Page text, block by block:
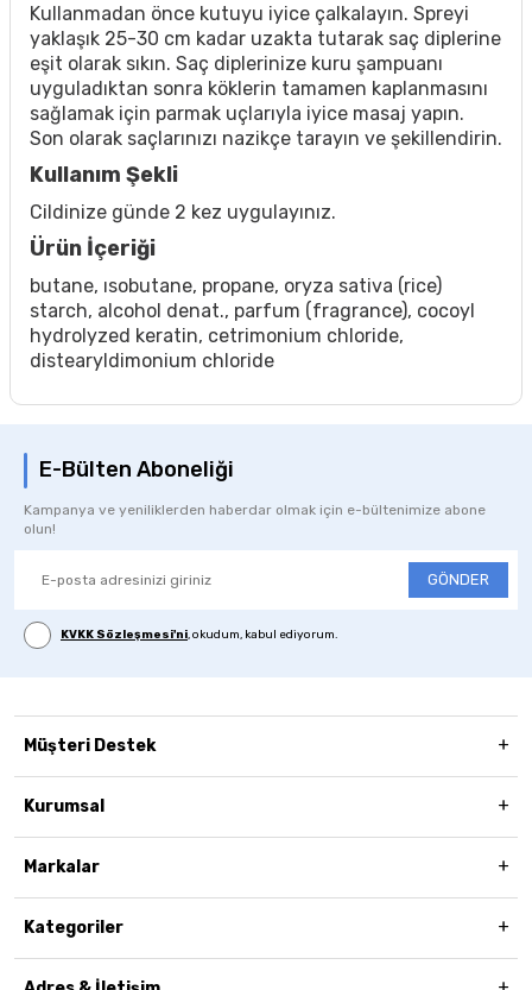
Kullanmadan önce kutuyu iyice çalkalayın. Spreyi
yaklaşık 25-30 cm kadar uzakta tutarak saç diplerine
eşit olarak sıkın. Saç diplerinize kuru şampuanı
uyguladıktan sonra köklerin tamamen kaplanmasını
sağlamak için parmak uçlarıyla iyice masaj yapın.
Son olarak saçlarınızı nazikçe tarayın ve şekillendirin.
Kullanım Şekli
Cildinize günde 2 kez uygulayınız.
Ürün İçeriği
butane, ısobutane, propane, oryza sativa (rice)
starch, alcohol denat., parfum (fragrance), cocoyl
hydrolyzed keratin, cetrimonium chloride,
distearyldimonium chloride
E-Bülten Aboneliği
Kampanya ve yeniliklerden haberdar olmak için e-bültenimize abone
olun!
GÖNDER
KVKK Sözleşmesi'ni, okudum, kabul ediyorum.
Müşteri Destek
Kurumsal
Markalar
Kategoriler